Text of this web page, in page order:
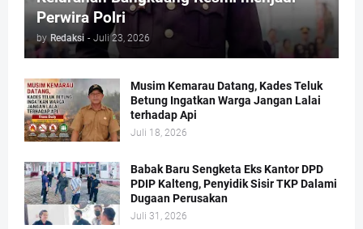
Perwira Polri
by Redaksi - Juli 23, 2026
Musim Kemarau Datang, Kades Teluk
Betung Ingatkan Warga Jangan Lalai
terhadap Api
Juli 18, 2026
Babak Baru Sengketa Eks Kantor DPD
PDIP Kalteng, Penyidik Sisir TKP Dalami
Dugaan Perusakan
Juli 31, 2026